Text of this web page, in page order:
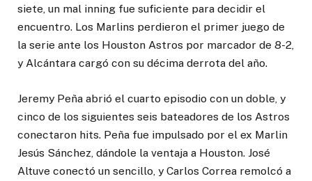
siete, un mal inning fue suficiente para decidir el
encuentro. Los Marlins perdieron el primer juego de
la serie ante los Houston Astros por marcador de 8-2,
y Alcántara cargó con su décima derrota del año.
Jeremy Peña abrió el cuarto episodio con un doble, y
cinco de los siguientes seis bateadores de los Astros
conectaron hits. Peña fue impulsado por el ex Marlin
Jesús Sánchez, dándole la ventaja a Houston. José
Altuve conectó un sencillo, y Carlos Correa remolcó a